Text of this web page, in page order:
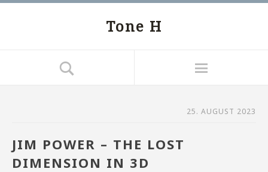
Tone H
25. AUGUST 2023
JIM POWER – THE LOST
DIMENSION IN 3D